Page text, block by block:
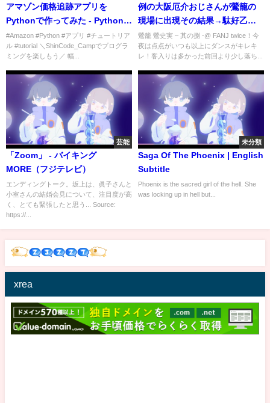
アマゾン価格追跡アプリを
Pythonで作ってみた - Pythonチ
ュートリアル
#Amazon #Python #アプリ #チュートリア
ル #tutorial ＼ShinCode_Campでプログラ
ミングを楽しもう／ 幅...
例の大阪厄介おじさんが鶯籠の
現場に出現その結果→駄好乙が
撃退してしまう「胸ぐら掴んで
オエ〜ってやりに行ってくれ
た！ほんまスッキリ！」
鶯籠 鶯史実 – 其の捌 -@ FANJ twice！今
夜は点点がいつも以上にダンスがキレキ
レ！客入りは多かった前回より少し落ち...
芸能
「Zoom」 - バイキング
MORE（フジテレビ）
エンディングトーク。坂上は、眞子さんと
小室さんの結婚会見について、注目度が高
く、とても緊張したと思う... Source:
https://...
未分類
Saga Of The Phoenix | English
Subtitle
Phoenix is the sacred girl of the hell. She
was locking up in hell but...
xrea